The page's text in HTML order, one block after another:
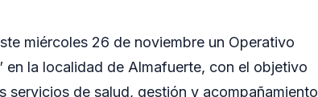
miércoles 26 de noviembre un Operativo
en la localidad de Almafuerte, con el objetivo
servicios de salud, gestión y acompañamiento